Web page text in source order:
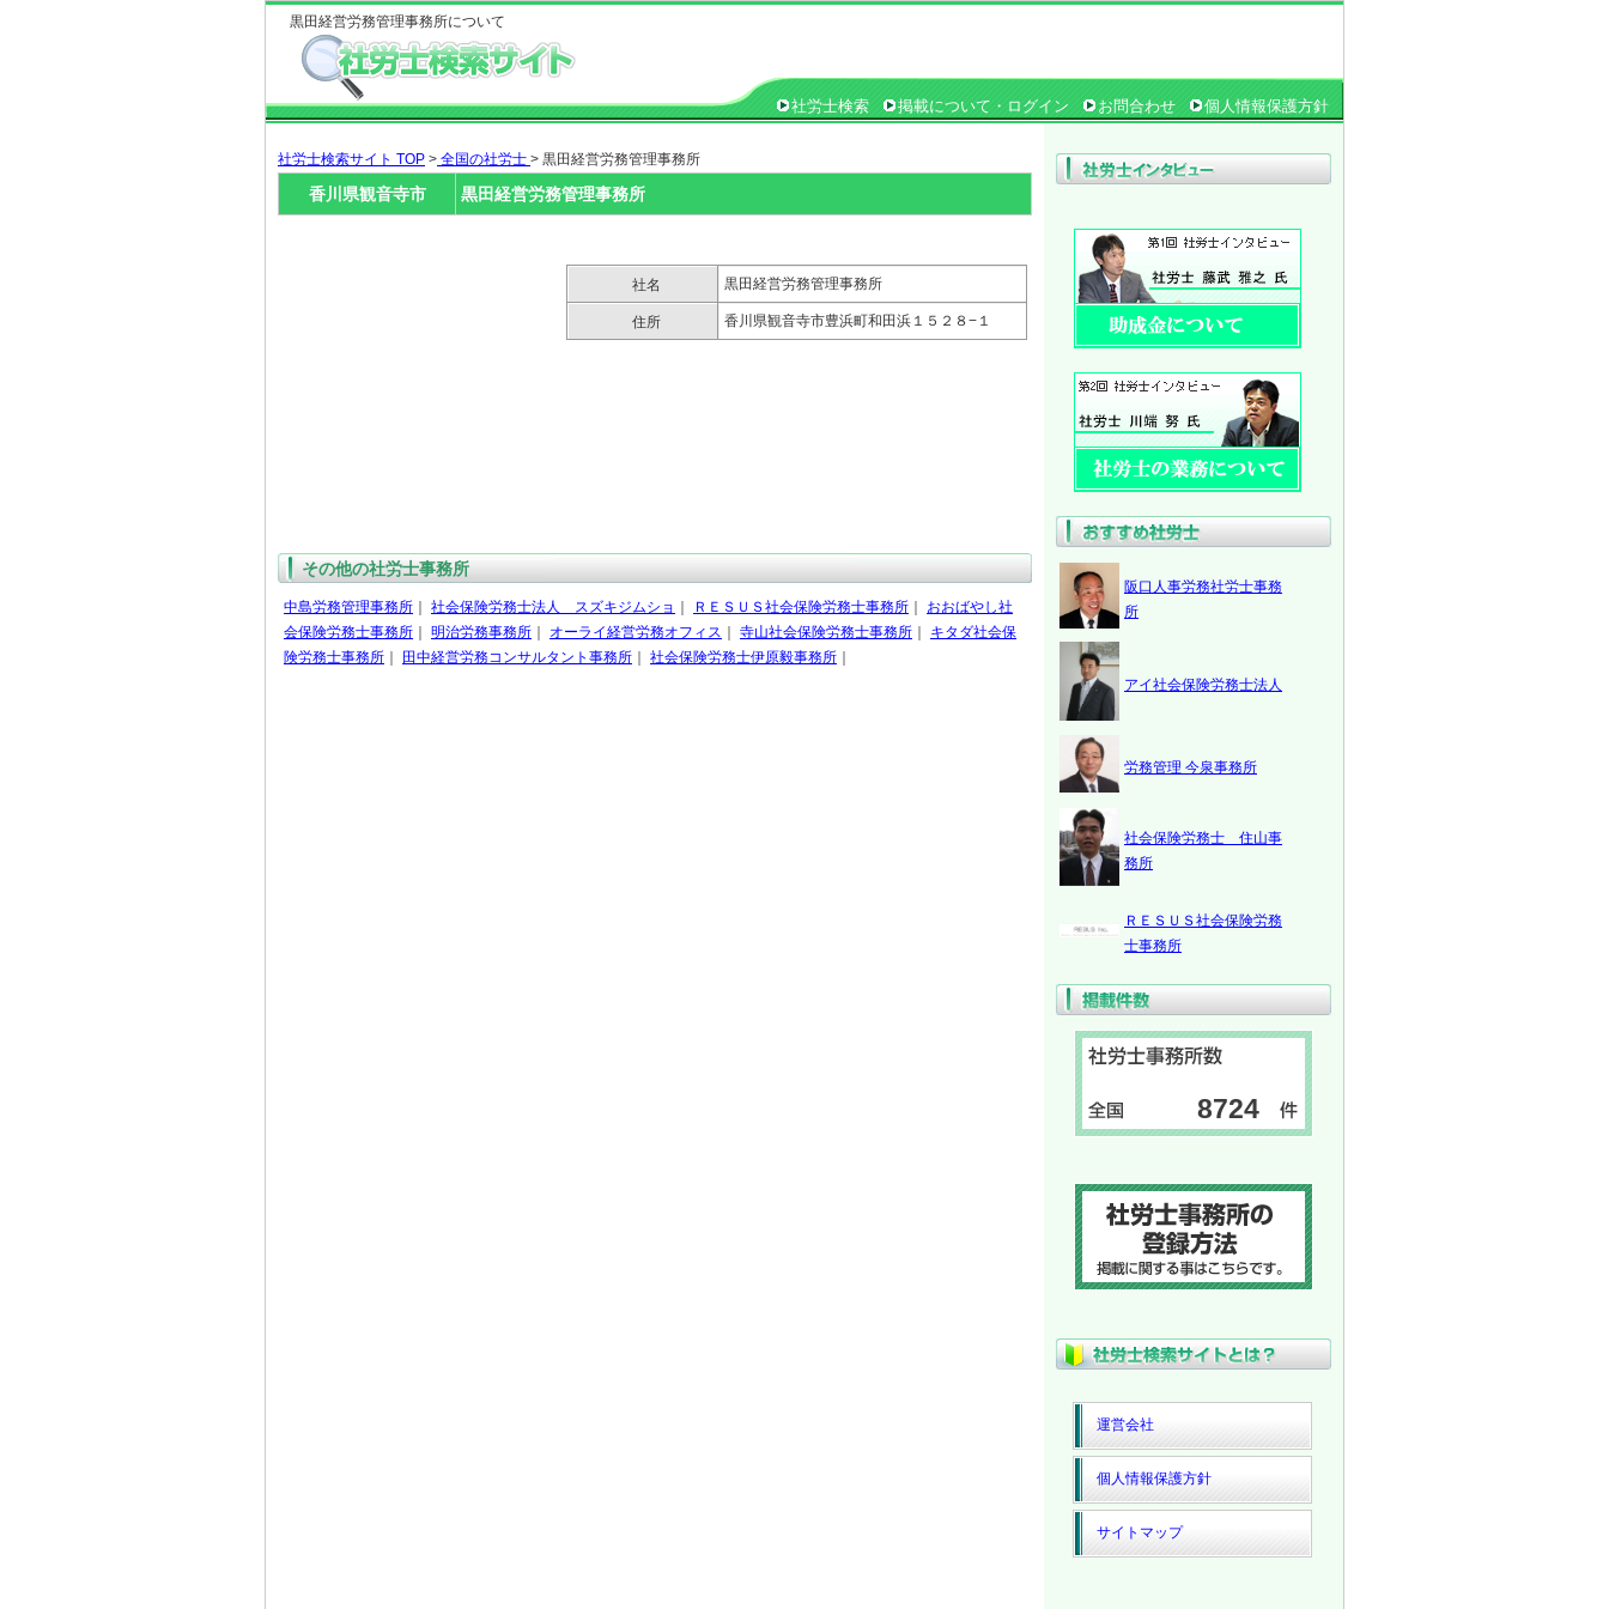
黒田経営労務管理事務所について
社労士検索 掲載について・ログイン お問合わせ 個人情報保護方針
社労士検索サイト TOP > 全国の社労士 > 黒田経営労務管理事務所
香川県観音寺市 黒田経営労務管理事務所
社名 黒田経営労務管理事務所
住所 香川県観音寺市豊浜町和田浜１５２８−１
その他の社労士事務所
中島労務管理事務所 社会保険労務士法人 スズキジムショ ＲＥＳＵＳ社会保険労務士事務所
おおばやし社
会保険労務士事務所
明治労務事務所 オーライ経営労務オフィス 寺山社会保険労務士事務所
キタダ社会保
険労務士事務所
田中経営労務コンサルタント事務所 社会保険労務士伊原毅事務所
阪口人事労務社労士事務
所
アイ社会保険労務士法人
労務管理 今泉事務所
社会保険労務士 住山事
務所
ＲＥＳＵＳ社会保険労務
士事務所
8724
運営会社
個人情報保護方針
サイトマップ